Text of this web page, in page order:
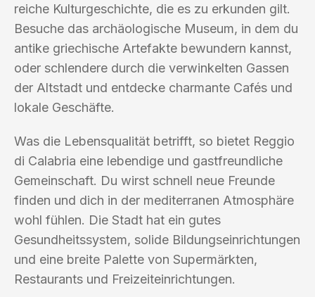
reiche Kulturgeschichte, die es zu erkunden gilt.
Besuche das archäologische Museum, in dem du
antike griechische Artefakte bewundern kannst,
oder schlendere durch die verwinkelten Gassen
der Altstadt und entdecke charmante Cafés und
lokale Geschäfte.
Was die Lebensqualität betrifft, so bietet Reggio
di Calabria eine lebendige und gastfreundliche
Gemeinschaft. Du wirst schnell neue Freunde
finden und dich in der mediterranen Atmosphäre
wohl fühlen. Die Stadt hat ein gutes
Gesundheitssystem, solide Bildungseinrichtungen
und eine breite Palette von Supermärkten,
Restaurants und Freizeiteinrichtungen.